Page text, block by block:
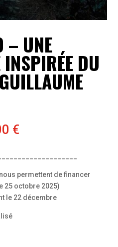
– UNE
DU
€
12,00 €
à
130,00 €
permettent de financer
25 octobre 2025)
le 22 décembre